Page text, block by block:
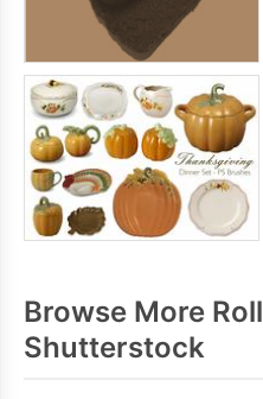
Browse More
Shutterstock